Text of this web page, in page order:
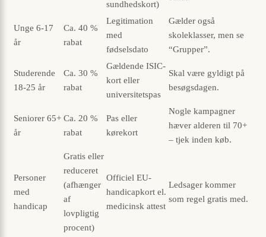
sundhedskort)
Unge 6-17
år
Ca. 40 %
rabat
Legitimation
med
fødselsdato
Gælder også
skoleklasser, men se
“Grupper”.
Studerende
18-25 år
Ca. 30 %
rabat
Gældende ISIC-
kort eller
universitetspas
Skal være gyldigt på
besøgsdagen.
Seniorer 65+
år
Ca. 20 %
rabat
Pas eller
kørekort
Nogle kampagner
hæver alderen til 70+
– tjek inden køb.
Personer
med
handicap
Gratis eller
reduceret
(afhænger
af
lovpligtig
procent)
Officiel EU-
handicapkort el.
medicinsk attest
Ledsager kommer
som regel gratis med.